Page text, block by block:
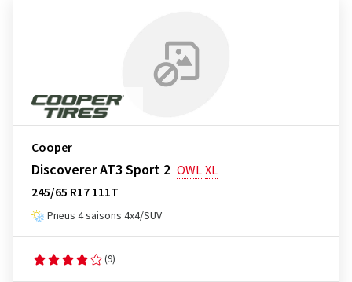
Cooper
Discoverer AT3 Sport 2 OWLXL
245/65 R17 111T
Pneus 4 saisons 4x4/SUV
(9)